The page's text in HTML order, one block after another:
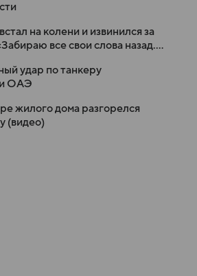
на колени и извинился за
все свои слова назад.
удар по танкеру
ОАЭ
жилого дома разгорелся
(видео)